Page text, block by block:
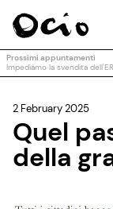
Prossimi appuntamenti
Impediamo la svendita
2 February 2025
Quel
della